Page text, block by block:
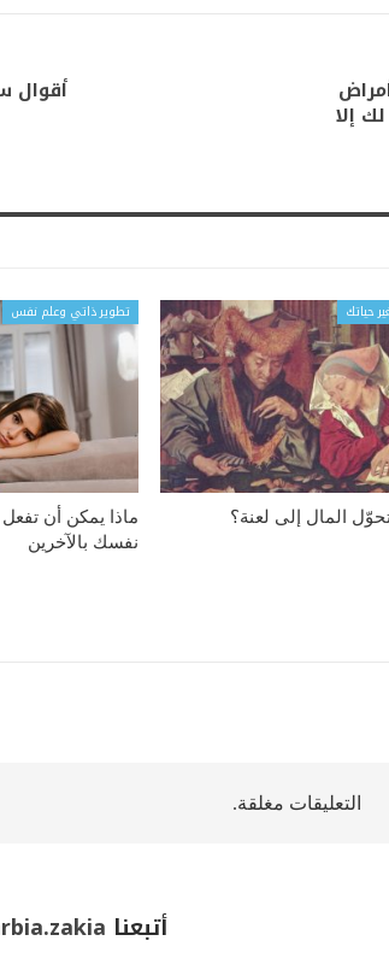
إلا
أقوال
حياتك
المال إلى لعنة؟
تطوير ذاتي وعلم نفس
ماذا يمكن أن
نفسك بالآخرين
التعليقات مغلقة.
أتبعنا